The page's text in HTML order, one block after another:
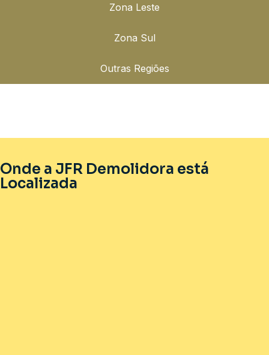
Zona Leste
Zona Sul
Outras Regiões
Onde a JFR Demolidora está
Localizada